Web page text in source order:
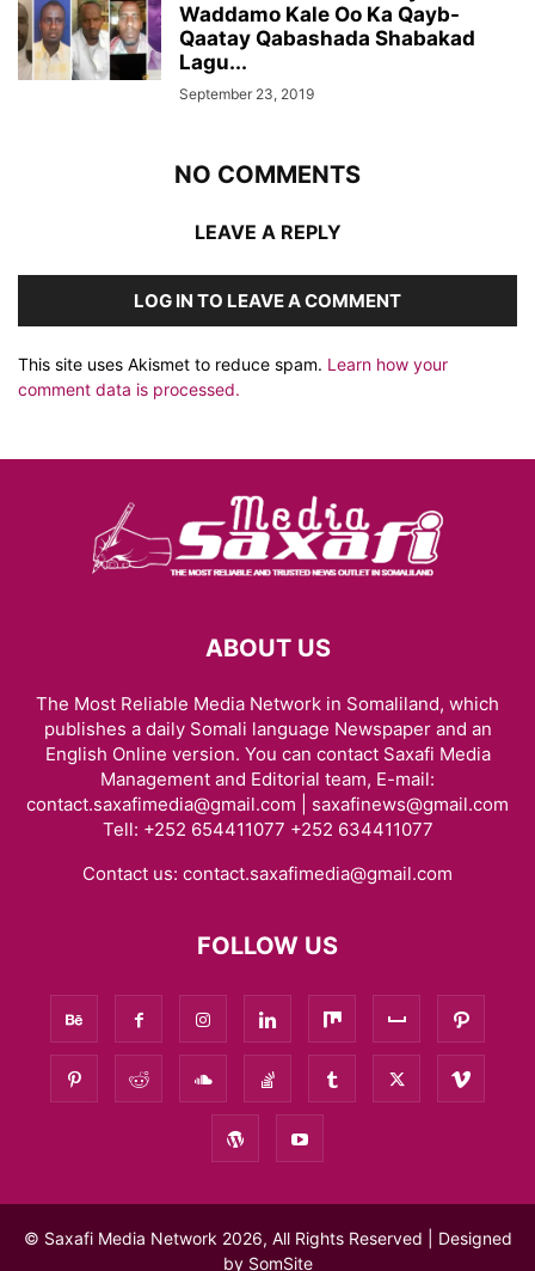
Waddamo Kale Oo Ka Qayb-
Qaatay Qabashada Shabakad
Lagu...
September 23, 2019
NO COMMENTS
LEAVE A REPLY
LOG IN TO LEAVE A COMMENT
This site uses Akismet to reduce spam. Learn how your
comment data is processed.
ABOUT US
The Most Reliable Media Network in Somaliland, which
publishes a daily Somali language Newspaper and an
English Online version. You can contact Saxafi Media
Management and Editorial team, E-mail:
contact.saxafimedia@gmail.com | saxafinews@gmail.com
Tell: +252 654411077 +252 634411077
Contact us: contact.saxafimedia@gmail.com
FOLLOW US
© Saxafi Media Network 2026, All Rights Reserved | Designed
by SomSite